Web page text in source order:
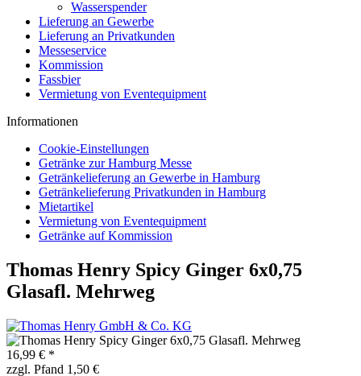
Wasserspender
Lieferung an Gewerbe
Lieferung an Privatkunden
Messeservice
Kommission
Fassbier
Vermietung von Eventequipment
Informationen
Cookie-Einstellungen
Getränke zur Hamburg Messe
Getränkelieferung an Gewerbe in Hamburg
Getränkelieferung Privatkunden in Hamburg
Mietartikel
Vermietung von Eventequipment
Getränke auf Kommission
Thomas Henry Spicy Ginger 6x0,75
Glasafl. Mehrweg
16,99 € *
zzgl. Pfand 1,50 €